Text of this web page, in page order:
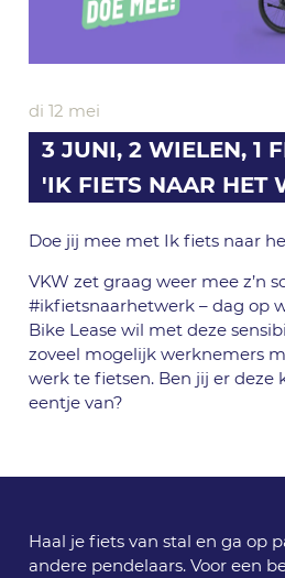
di 12 mei
3 JUNI, 2 WIELEN, 1
'IK FIETS NAAR HET
Doe jij mee met Ik fiets naar
VKW zet graag weer mee z’n
#ikfietsnaarhetwerk – dag op
Bike Lease wil met deze
zoveel mogelijk werknemers
werk te fietsen. Ben jij er deze
eentje van?
Haal je fiets van stal en ga op
andere pendelaars. Voor een